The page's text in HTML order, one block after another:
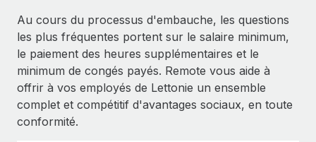
Remote Watchtower
Gardez un temps d’avance sur les risques en
matière de conformité
Gestion des appareils
Achetez et suivez vos équipements informatiques
dans le monde entier
Paie multipays
EOR et PEO
Gestion des freelances
Taxes
Au cours du processus d'embauche, les questions
les plus fréquentes portent sur le salaire minimum,
le paiement des heures supplémentaires et le
minimum de congés payés. Remote vous aide à
offrir à vos employés de Lettonie un ensemble
complet et compétitif d'avantages sociaux, en toute
conformité.